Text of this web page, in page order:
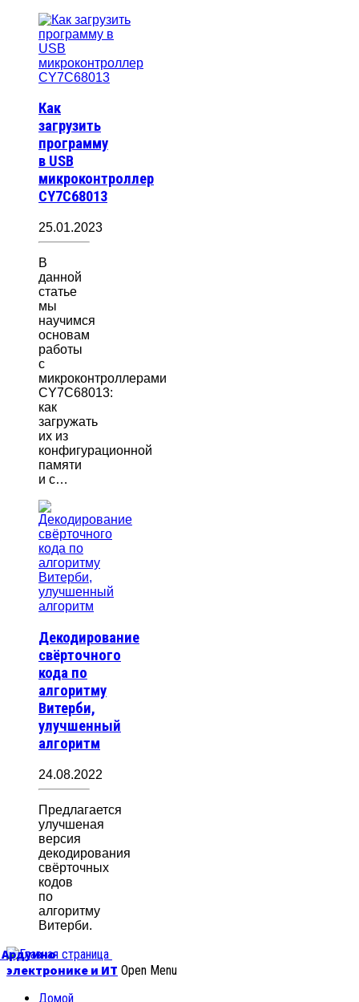
Как
загрузить
программу
в USB
микроконтроллер
CY7C68013
25.01.2023
В
данной
статье
мы
научимся
основам
работы
с
микроконтроллерами
CY7C68013:
как
загружать
их из
конфигурационной
памяти
и с…
Декодирование
свёрточного
кода по
алгоритму
Витерби,
улучшенный
алгоритм
24.08.2022
Предлагается
улучшеная
версия
декодирования
свёрточных
кодов
по
алгоритму
Витерби.
Ардуино
электронике и ИТ Open Menu
Домой